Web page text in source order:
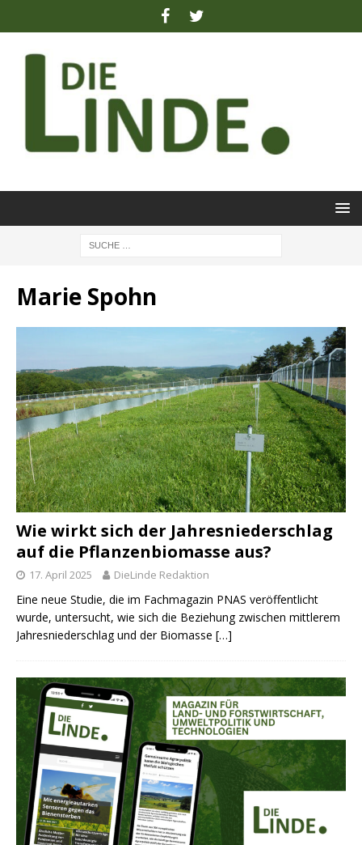
Marie Spohn
Wie wirkt sich der Jahresniederschlag
auf die Pflanzenbiomasse aus?
17. April 2025 DieLinde Redaktion
Eine neue Studie, die im Fachmagazin PNAS veröffentlicht
wurde, untersucht, wie sich die Beziehung zwischen mittlerem
Jahresniederschlag und der Biomasse […]